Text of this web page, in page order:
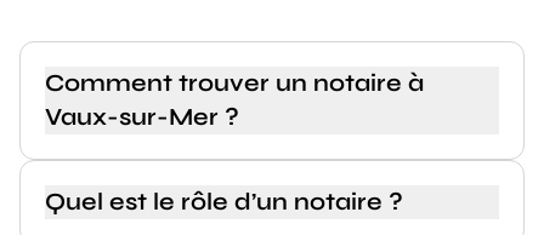
Comment trouver un notaire à
Vaux-sur-Mer ?
Quel est le rôle d’un notaire ?